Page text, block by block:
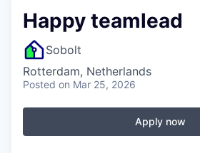
Happy teamlead
Sobolt
Rotterdam, Netherlands
Posted on Mar 25, 2026
Apply now